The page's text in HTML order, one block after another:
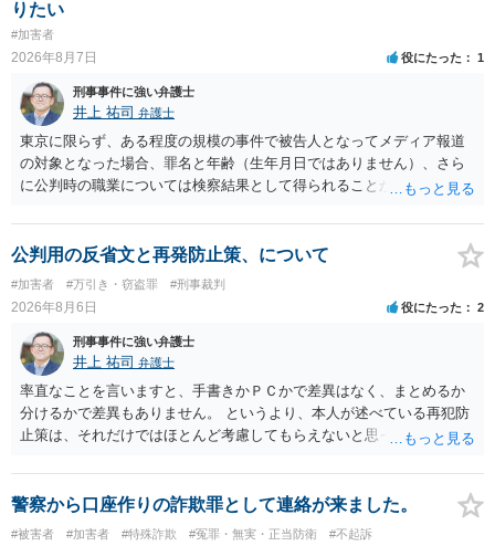
りたい
#加害者
2026年8月7日 役にたった 1
刑事事件に強い弁護士
井上 祐司 弁護士
東京に限らず、ある程度の規模の事件で被告人となってメディア報道
の対象となった場合、罪名と年齢（生年月日ではありません）、さら
に公判時の職業については検察結果として得られることが通常です。
公判用の反省文と再発防止策、について
#加害者 #万引き・窃盗罪 #刑事裁判
2026年8月6日 役にたった 2
刑事事件に強い弁護士
井上 祐司 弁護士
率直なことを言いますと、手書きかＰＣかで差異はなく、まとめるか
分けるかで差異もありません。 というより、本人が述べている再犯防
止策は、それだけではほとんど考慮してもらえないと思った方が良い
やカウンセリング・治療の内容 ・利用している再犯防止策（例えば保
護観察所と連携した職業支援の内容や具体的な就労・監督状況） ・監
督者の証言 など、証拠で担保された客観性と実現可能性があるもので
警察から口座作りの詐欺罪として連絡が来ました。
#被害者 #加害者 #特殊詐欺 #冤罪・無実・正当防衛
#不起訴